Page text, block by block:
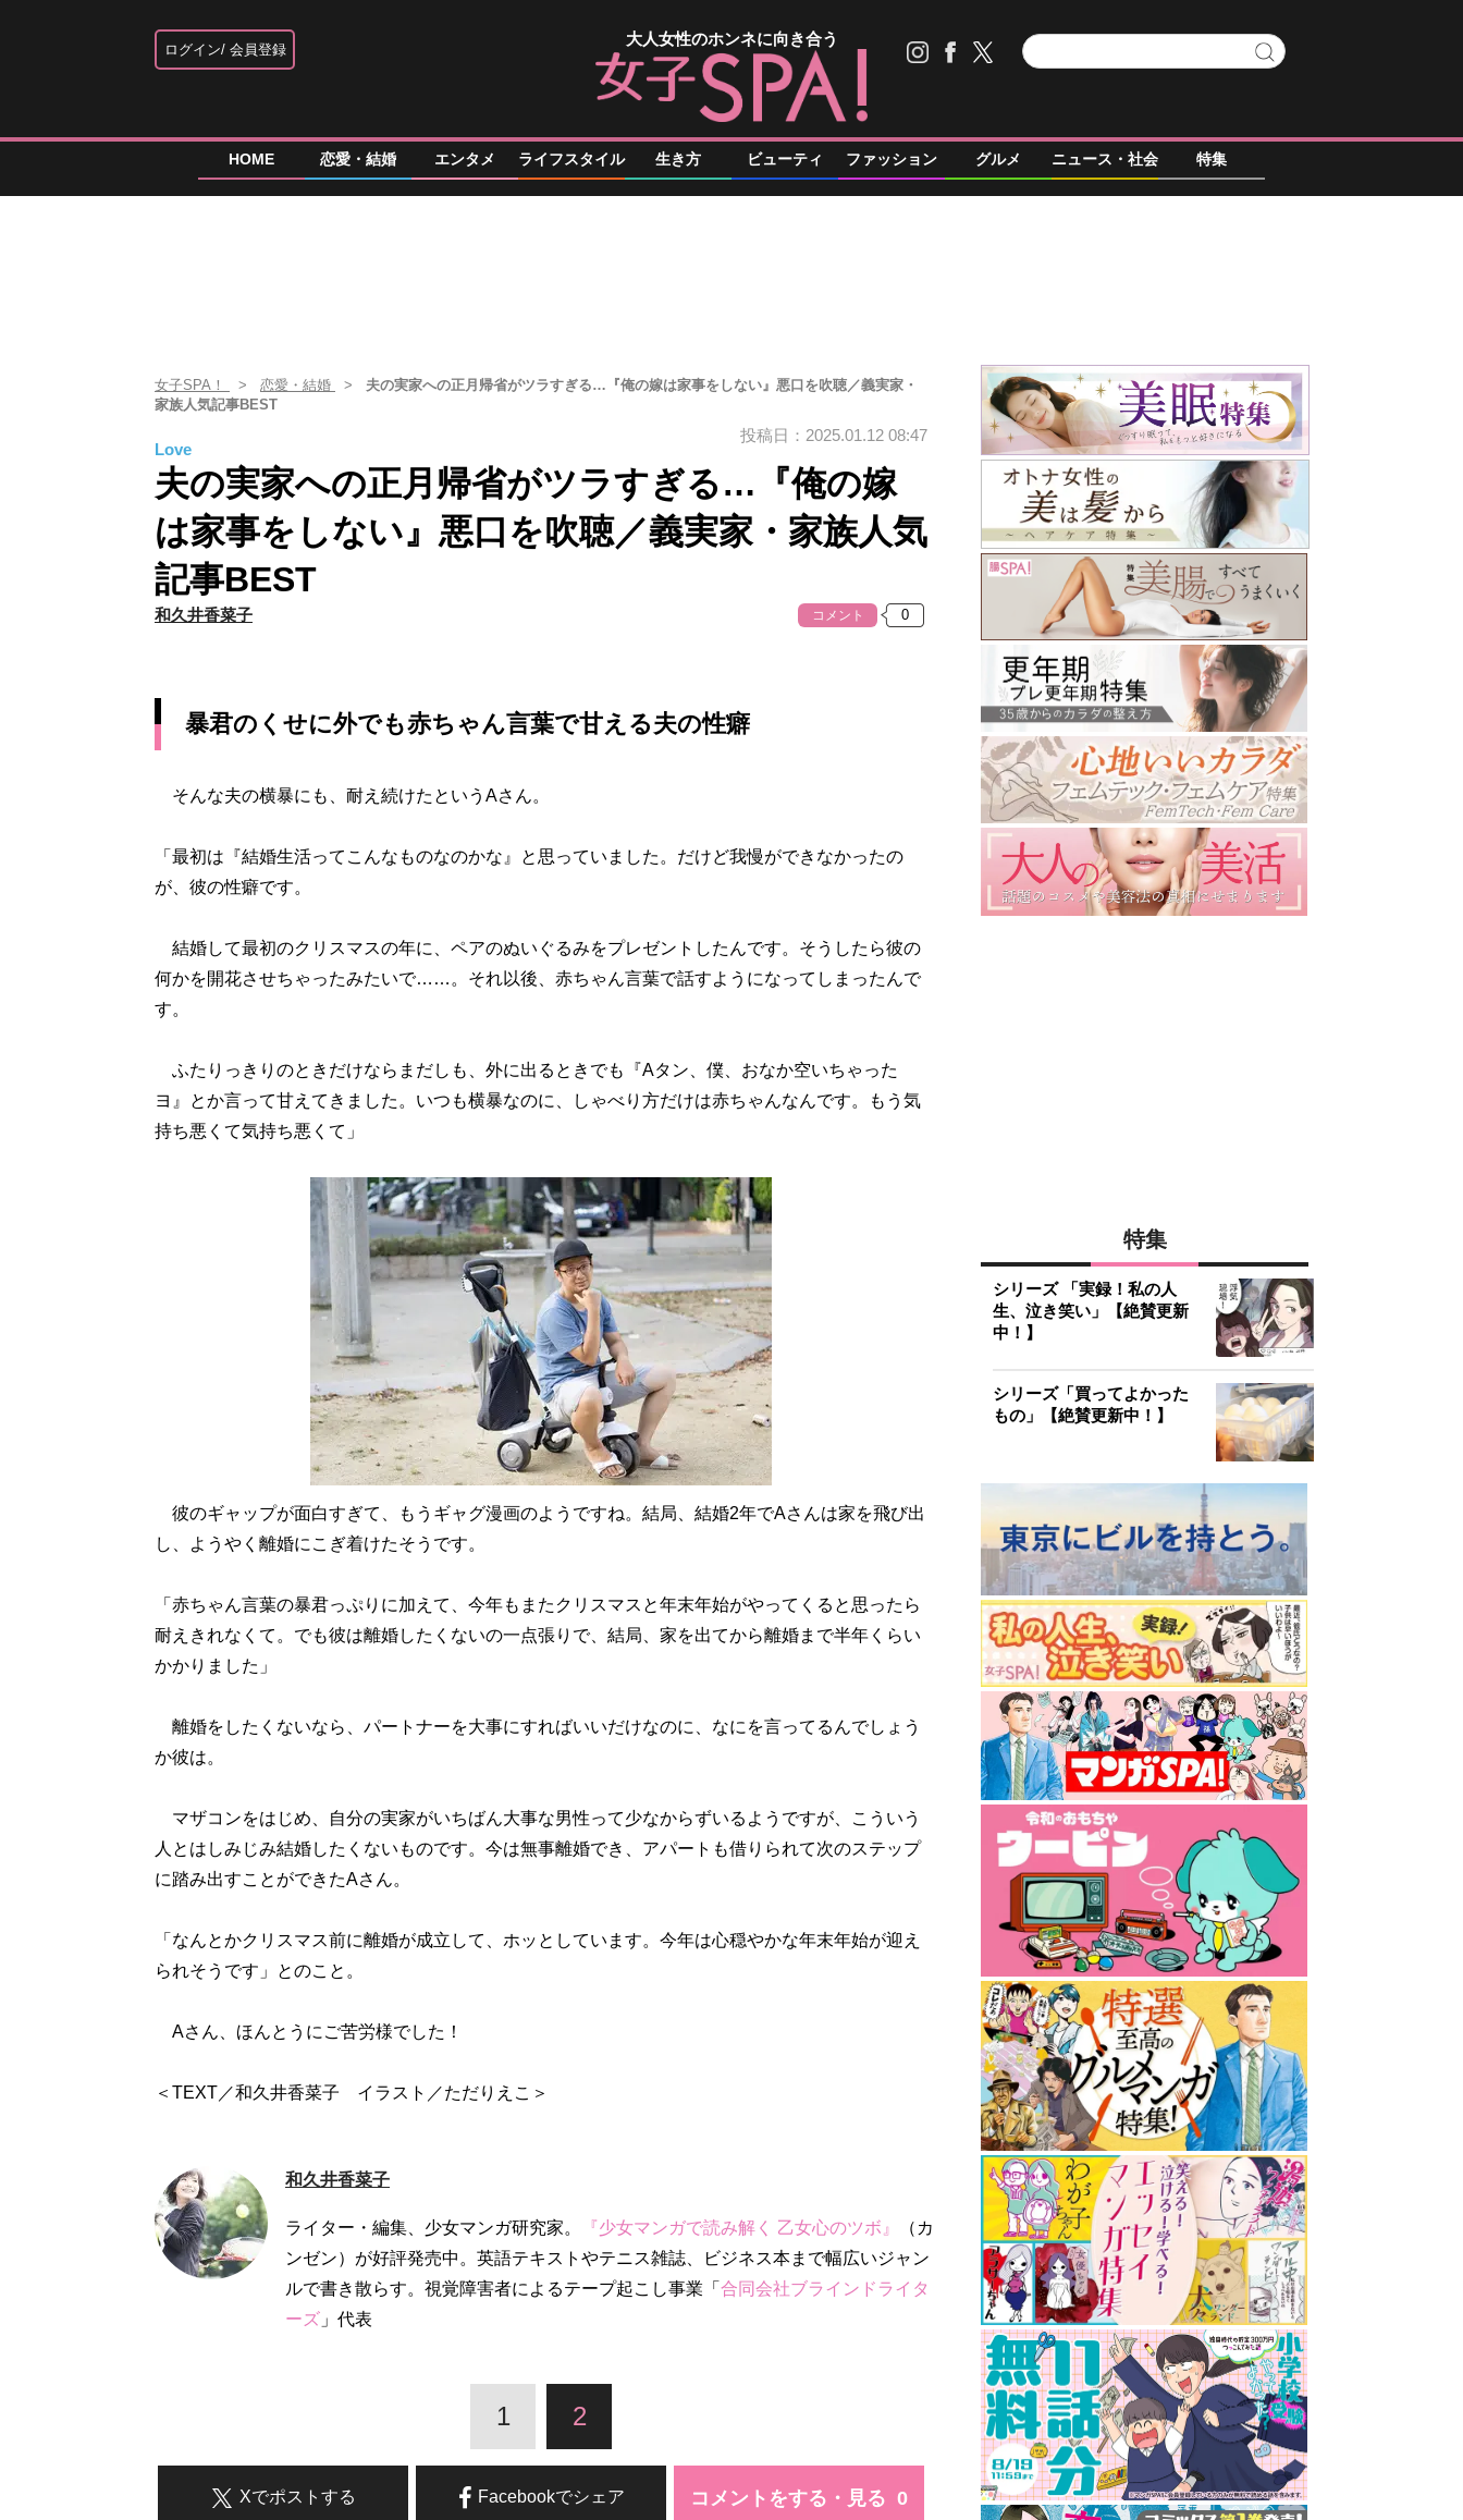
ログイン 会員登録
大人女性のホンネに向き合う
HOME 恋愛・結婚 エンタメ ライフスタイル 生き方 ビューティ ファッション グルメ ニュース・社会 特集
女子SPA！ 恋愛・結婚
夫の実家への正月帰省がツラすぎる…『俺の嫁は家事をしない』悪口を吹聴／義実家・
家族人気記事BEST
Love
投稿日：2025.01.12 08:47
夫の実家への正月帰省がツラすぎる…『俺の嫁
は家事をしない』悪口を吹聴／義実家・家族人気
記事BEST
和久井香菜子 コメント
暴君のくせに外でも赤ちゃん言葉で甘える夫の性癖
そんな夫の横暴にも、耐え続けたというAさん。
「最初は『結婚生活ってこんなものなのかな』と思っていました。だけど我慢ができなかったの
が、彼の性癖です。
結婚して最初のクリスマスの年に、ペアのぬいぐるみをプレゼントしたんです。そうしたら彼の
何かを開花させちゃったみたいで……。それ以後、赤ちゃん言葉で話すようになってしまったんで
す。
ふたりっきりのときだけならまだしも、外に出るときでも『Aタン、僕、おなか空いちゃった
ヨ』とか言って甘えてきました。いつも横暴なのに、しゃべり方だけは赤ちゃんなんです。もう気
持ち悪くて気持ち悪くて」
彼のギャップが面白すぎて、もうギャグ漫画のようですね。結局、結婚2年でAさんは家を飛び出
し、ようやく離婚にこぎ着けたそうです。
「赤ちゃん言葉の暴君っぷりに加えて、今年もまたクリスマスと年末年始がやってくると思ったら
耐えきれなくて。でも彼は離婚したくないの一点張りで、結局、家を出てから離婚まで半年くらい
かかりました」
離婚をしたくないなら、パートナーを大事にすればいいだけなのに、なにを言ってるんでしょう
か彼は。
マザコンをはじめ、自分の実家がいちばん大事な男性って少なからずいるようですが、こういう
人とはしみじみ結婚したくないものです。今は無事離婚でき、アパートも借りられて次のステップ
に踏み出すことができたAさん。
「なんとかクリスマス前に離婚が成立して、ホッとしています。今年は心穏やかな年末年始が迎え
られそうです」とのこと。
Aさん、ほんとうにご苦労様でした！
＜TEXT／和久井香菜子 イラスト／ただりえこ＞
和久井香菜子
ライター・編集、少女マンガ研究家。 『少女マンガで読み解く 乙女心のツボ』
（カ
ンゼン）が好評発売中。英語テキストやテニス雑誌、ビジネス本まで幅広いジャン
ルで書き散らす。視覚障害者によるテープ起こし事業「 合同会社ブラインドライタ
ーズ 」代表
1 2
コメントをする・見る
Facebookでシェア
Xでポストする
特集
シリーズ 「実録！私の人
生、泣き笑い」【絶賛更新
中！】
シリーズ「買ってよかった
もの」【絶賛更新中！】